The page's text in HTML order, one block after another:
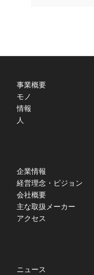
事業概要
モノ
情報
人
企業情報
経営理念・ビジョン
会社概要
主な取扱メーカー
アクセス
ニュース